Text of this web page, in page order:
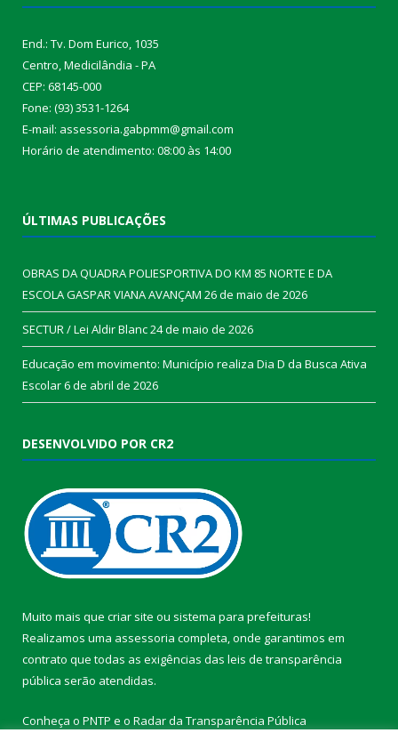
End.: Tv. Dom Eurico, 1035
Centro, Medicilândia - PA
CEP: 68145-000
Fone: (93) 3531-1264
E-mail: assessoria.gabpmm@gmail.com
Horário de atendimento: 08:00 às 14:00
ÚLTIMAS PUBLICAÇÕES
OBRAS DA QUADRA POLIESPORTIVA DO KM 85 NORTE E DA
ESCOLA GASPAR VIANA AVANÇAM 26 de maio de 2026
SECTUR / Lei Aldir Blanc24 de maio de 2026
Educação em movimento: Município realiza Dia D da Busca Ativa
Escolar6 de abril de 2026
DESENVOLVIDO POR CR2
Muito mais que criar site ou sistema para prefeituras!
Realizamos uma assessoria completa, onde garantimos em
contrato que todas as exigências das leis de transparência
pública serão atendidas.
Conheça o PNTP e o Radar da Transparência Pública